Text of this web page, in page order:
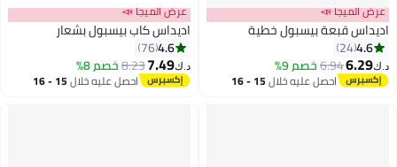
📣
قبعة بيسبول خطية
24
6.94خصم 9%
احصل عليه خلال 15 - 16
عرض الميجا 📣
اديداس كاب بيسبول بشعار
76
7.49
8.23خصم 8%
احصل عليه خلال 15 - 16